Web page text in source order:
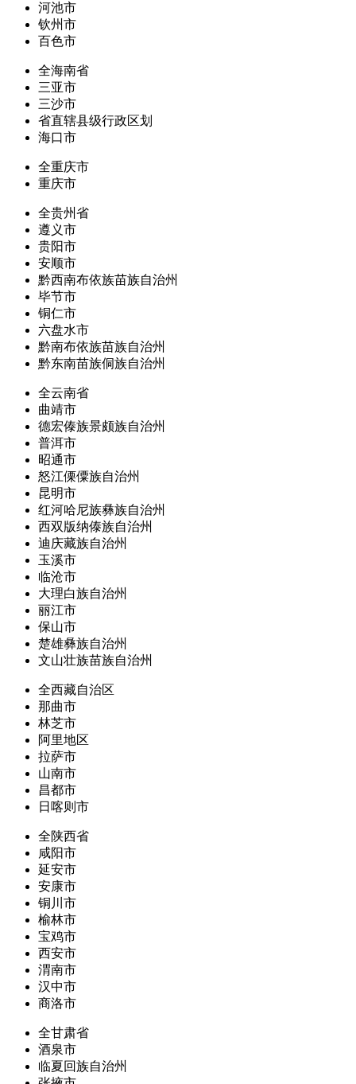
河池市
钦州市
百色市
全海南省
三亚市
三沙市
省直辖县级行政区划
海口市
全重庆市
重庆市
全贵州省
遵义市
贵阳市
安顺市
黔西南布依族苗族自治州
毕节市
铜仁市
六盘水市
黔南布依族苗族自治州
黔东南苗族侗族自治州
全云南省
曲靖市
德宏傣族景颇族自治州
普洱市
昭通市
怒江傈僳族自治州
昆明市
红河哈尼族彝族自治州
西双版纳傣族自治州
迪庆藏族自治州
玉溪市
临沧市
大理白族自治州
丽江市
保山市
楚雄彝族自治州
文山壮族苗族自治州
全西藏自治区
那曲市
林芝市
阿里地区
拉萨市
山南市
昌都市
日喀则市
全陕西省
咸阳市
延安市
安康市
铜川市
榆林市
宝鸡市
西安市
渭南市
汉中市
商洛市
全甘肃省
酒泉市
临夏回族自治州